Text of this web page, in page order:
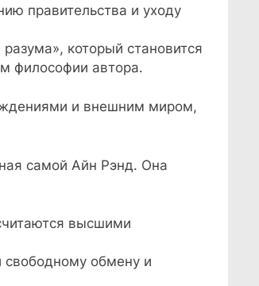
правительства и уходу
который становится
философии автора.
и внешним миром,
самой Айн Рэнд. Она
высшими
обмену и